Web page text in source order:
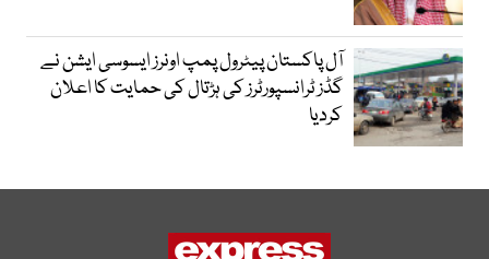
آل پاکستان پیٹرول پمپ اونرز ایسوسی ایشن نے
گڈز ٹرانسپورٹرز کی ہڑتال کی حمایت کا اعلان
کردیا